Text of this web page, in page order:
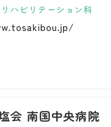
ハビリテーション科
会 南国中央病院